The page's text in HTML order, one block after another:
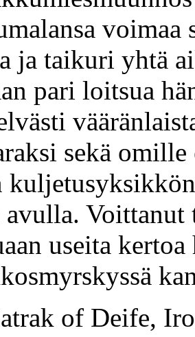
voimaa
ja taikuri yhtä
pari loitsua
sekä
Voittanut
useita
of Deife,